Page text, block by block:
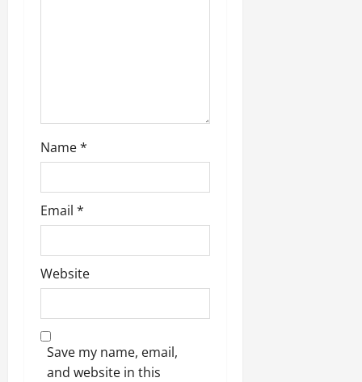
Name*
Email *
Website
Save my name, email,
and website in this